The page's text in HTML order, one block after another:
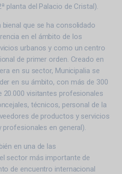
planta del Palacio de Cristal).
que se ha consolidado
en el ámbito de los
urbanos y como un centro
de primer orden. Creado en
en su sector, Municipalia se
en su ámbito, con más de 300
20.000 visitantes profesionales
técnicos, personal de la
de productos y servicios
en general).
en una de las
sector más importante de
de encuentro internacional